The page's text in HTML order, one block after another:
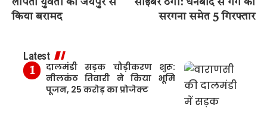
लापता युवती को जयपुर से
किया बरामद
साइबर ठगी: धनबाद से गैंग का
सरगना समेत 5 गिरफ्तार
Latest
दालमंडी सड़क चौड़ीकरण शुरू:
नीलकंठ तिवारी ने किया भूमि
पूजन, 25 करोड़ का प्रोजेक्ट